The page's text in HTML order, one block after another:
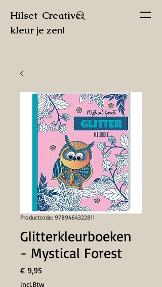
Hilset-Creative:
kleur je zen!
Productcode: 9789464322811
Glitterkleurboeken
- Mystical Forest
€ 9,95
incl.Btw